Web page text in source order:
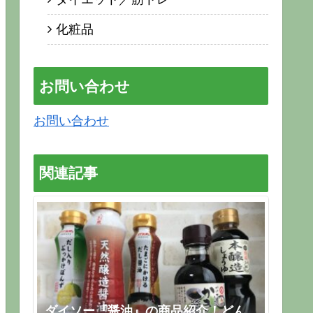
化粧品
お問い合わせ
お問い合わせ
関連記事